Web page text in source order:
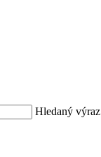
Hledaný výraz